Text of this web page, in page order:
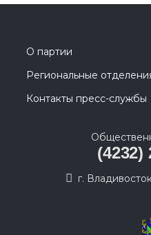
О партии
Региональные
Контакты пресс-службы
(4232)
г.